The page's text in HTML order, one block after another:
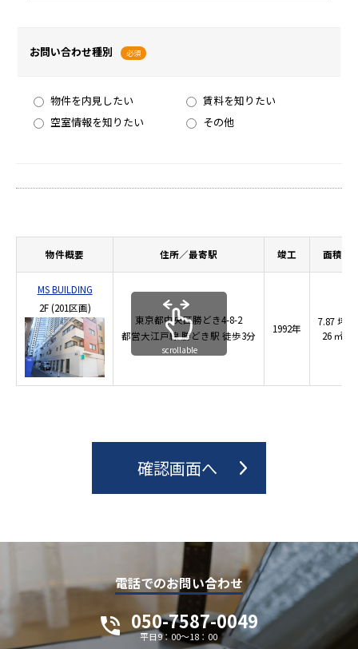
お問い合わせ種別 必須
物件を内見したい
賃料を知りたい
空室情報を知りたい
その他
物件概要 住所／最寄駅 竣工 面積
MS BUILDING
2F (201区画)
東京都中央区勝どき4-8-2
都営大江戸線勝どき駅 徒歩3分
1992年
7.87 坪
26 ㎡
scrollable
電話でのお問い合わせ
050-7587-0049
平日9：00～18：00